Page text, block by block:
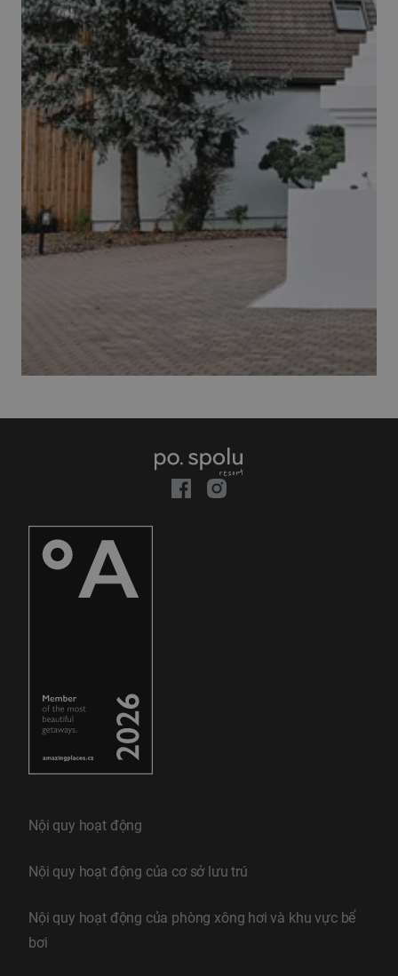
Nội quy hoạt động
Nội quy hoạt động của cơ sở lưu trú
Nội quy hoạt động của phòng xông hơi và khu vực bể
bơi